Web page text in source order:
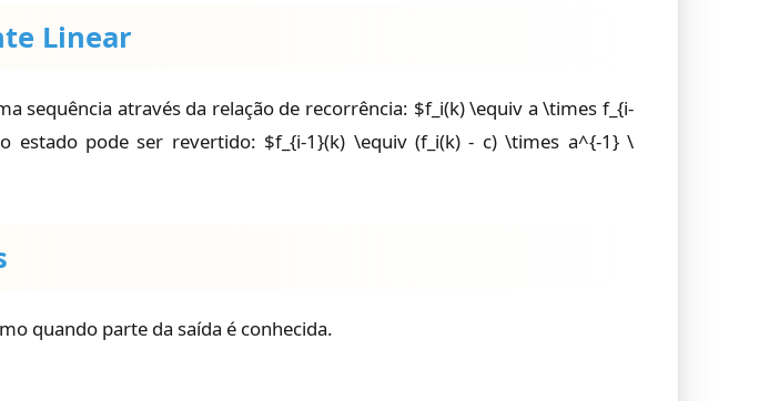
Linear
sequência através da relação de recorrência: $f_i(k) \equiv a \times f_{i-
estado pode ser revertido: $f_{i-1}(k) \equiv (f_i(k) - c) \times a^{-1} \
quando parte da saída é conhecida.